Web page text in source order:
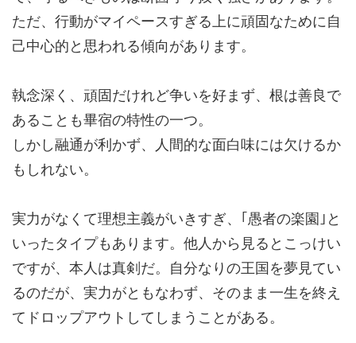
ただ、 行動がマイペースすぎる上に頑固なために自
己中心的と思われる傾向があります。
執念深く、頑固だけれど争いを好まず、 根は善良 で
あることも畢宿の特性の一つ。
しかし融通が利かず、人間的な面白味には欠けるか
もしれない。
実力がなくて理想主義がいきすぎ、｢ 愚者の楽園 ｣と
いったタイプもあります。他人から見るとこっけい
ですが、本人は真剣だ。自分なりの王国を夢見てい
るのだが、実力がともなわず、そのまま一生を終え
てドロップアウトしてしまうことがある。